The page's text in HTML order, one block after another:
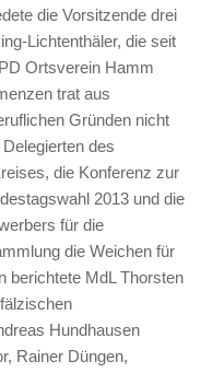
die Vorsitzende drei
Lichtenthäler, die seit
Ortsverein Hamm
trat aus
Gründen nicht
des
die Konferenz zur
2013 und die
für die
die Weichen für
berichtete MdL Thorsten
Hundhausen
Rainer Düngen,